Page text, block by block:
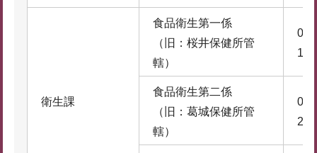
衛生課
食品衛生第一係
（旧：桜井保健所管
轄）
1
食品衛生第二係
（旧：葛城保健所管
轄）
2